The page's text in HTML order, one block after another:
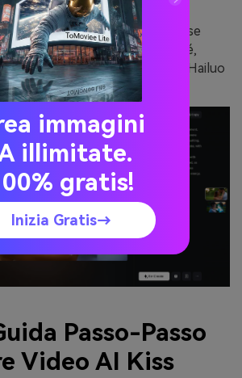
Regola il prompt testuale se
il risultato. Dopodiché,
tuo video AI Kiss generato da Hailuo
Passo-Passo
Video AI Kiss
immagini
illimitate.
gratis!
Inizia Gratis→